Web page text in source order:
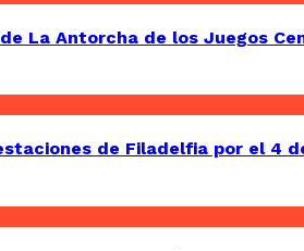
La Antorcha de los Juegos
de Filadelfia por el 4